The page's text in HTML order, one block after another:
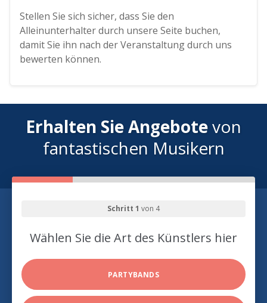
Stellen Sie sich sicher, dass Sie den
Alleinunterhalter durch unsere Seite buchen,
damit Sie ihn nach der Veranstaltung durch uns
bewerten können.
Erhalten Sie Angebotevon
fantastischen Musikern
Schritt 1 von 4
Wählen Sie die Art des Künstlers hier
PARTYBANDS